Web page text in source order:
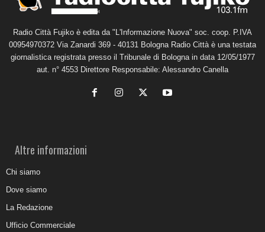
Radio Città Fujiko è edita da "L'Informazione Nuova" soc. coop. P.IVA
00954970372 Via Zanardi 369 - 40131 Bologna Radio Città è una testata
giornalistica registrata presso il Tribunale di Bologna in data 12/05/1977
aut. n° 4553 Direttore Responsabile: Alessandro Canella
Altre informazioni
Chi siamo
Dove siamo
La Redazione
Ufficio Commerciale